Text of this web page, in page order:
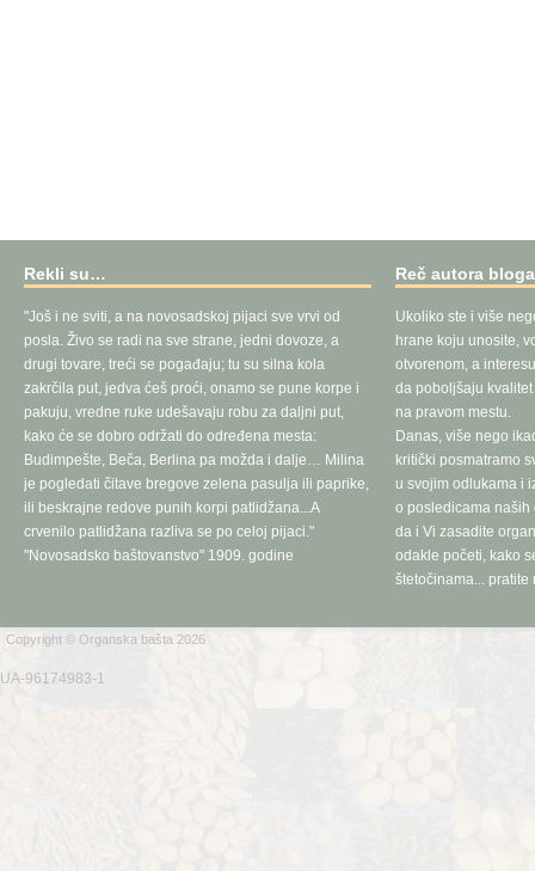
Rekli su…
"Još i ne sviti, a na novosadskoj pijaci sve vrvi od
posla. Živo se radi na sve strane, jedni dovoze, a
drugi tovare, treći se pogađaju; tu su silna kola
zakrčila put, jedva ćeš proći, onamo se pune korpe i
pakuju, vredne ruke udešavaju robu za daljni put,
kako će se dobro održati do određena mesta:
Budimpešte, Beča, Berlina pa možda i dalje… Milina
je pogledati čitave bregove zelena pasulja ili paprike,
ili beskrajne redove punih korpi patlidžana...A
crvenilo patlidžana razliva se po celoj pijaci."
"Novosadsko baštovanstvo" 1909. godine
Reč autora
Ukoliko ste i više
hrane koju unosite,
otvorenom, a
da poboljšaju
na pravom mestu.
Danas, više nego
kritički posmatramo
u svojim odlukama i
o posledicama naših
da i Vi zasadite
odakle početi, kako
štetočinama... pratite
Copyright © Organska bašta 2026
UA-96174983-1